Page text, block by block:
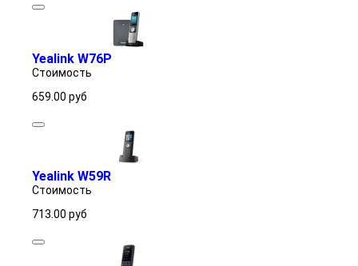
Yealink W76P
Стоимость
659.00 руб
Yealink W59R
Стоимость
713.00 руб